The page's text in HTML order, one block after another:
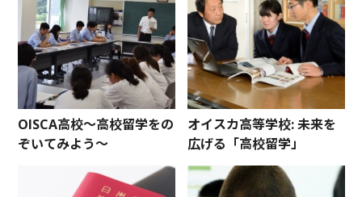
OISCA高校〜高校留学をの
ぞいてみよう〜
オイスカ高等学校: 未来を
広げる「高校留学」